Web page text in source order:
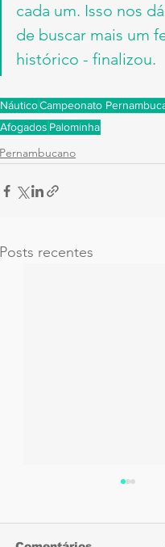
cada um. Isso nos
de buscar mais um
histórico - finalizou.
NáuticoCampeonato
Afogados Palominha
Pernambucano
Posts recentes